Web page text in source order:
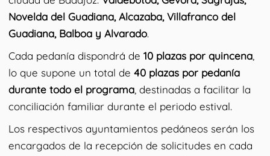
Novelda del Guadiana, Alcazaba, Villafranco del
Guadiana, Balboa y Alvarado.
Cada pedanía dispondrá de 10 plazas por quincena,
lo que supone un total de 40 plazas por pedanía
durante todo el programa, destinadas a facilitar la
conciliación familiar durante el periodo estival.
Los respectivos ayuntamientos pedáneos serán los
encargados de la recepción de solicitudes en cada